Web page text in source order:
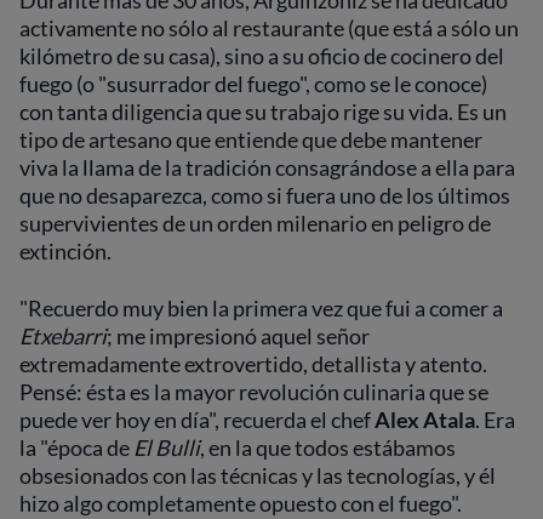
activamente no sólo al restaurante (que está a sólo un
kilómetro de su casa), sino a su oficio de cocinero del
fuego (o "susurrador del fuego", como se le conoce)
con tanta diligencia que su trabajo rige su vida. Es un
tipo de artesano que entiende que debe mantener
viva la llama de la tradición consagrándose a ella para
que no desaparezca, como si fuera uno de los últimos
supervivientes de un orden milenario en peligro de
extinción.
"Recuerdo muy bien la primera vez que fui a comer a
Etxebarri; me impresionó aquel señor
extremadamente extrovertido, detallista y atento.
Pensé: ésta es la mayor revolución culinaria que se
puede ver hoy en día", recuerda el chefAlex Atala. Era
la "época de El Bulli, en la que todos estábamos
obsesionados con las técnicas y las tecnologías, y él
hizo algo completamente opuesto con el fuego".